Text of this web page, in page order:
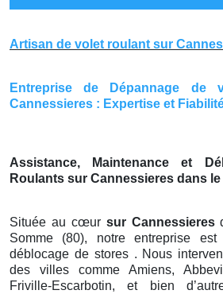
Artisan de volet roulant sur
Entreprise de Dépannage de
Cannessieres : Expertise et
Assistance, Maintenance et
Roulants sur Cannessieres dans le
Située au cœur sur Cannessieres
Somme (80), notre entreprise
déblocage de stores . Nous
des villes comme Amiens,
Friville-Escarbotin, et bien